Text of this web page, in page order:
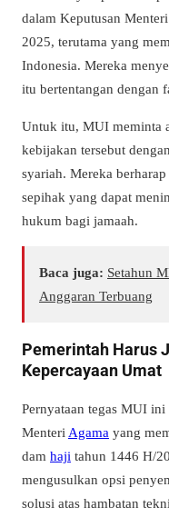
dalam Keputusan Menteri
2025, terutama yang
Indonesia. Mereka
itu bertentangan dengan
Untuk itu, MUI meminta
kebijakan tersebut
syariah. Mereka
sepihak yang dapat
hukum bagi jamaah.
Baca juga: Setahun
Anggaran Terbuang
Pemerintah Harus
Kepercayaan Umat
Pernyataan tegas MUI ini
Menteri Agama yang
dam haji tahun 1446 H/
mengusulkan opsi
solusi atas hambatan